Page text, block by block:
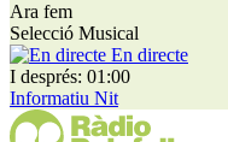
Ara fem
Selecció Musical
En directe
I després: 01:00
Informatiu Nit